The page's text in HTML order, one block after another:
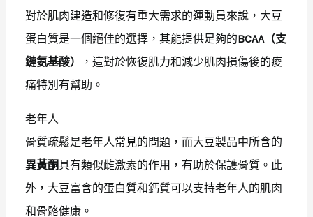
對於肌肉建造和修復有重大需求的運動員來說，大豆
蛋白質是一個絕佳的選擇，其能提供足夠的BCAA（支
鏈氨基酸）
，這對於恢復肌力和減少肌肉損傷後的痠
痛特別有幫助。
老年人
骨質疏鬆是老年人常見的問題，而大豆製品中所含的
異黃酮具有類似雌激素的作用，有助於保護骨質。此
外，大豆富含的蛋白質和鈣質可以支持老年人的肌肉
和骨骼健康。